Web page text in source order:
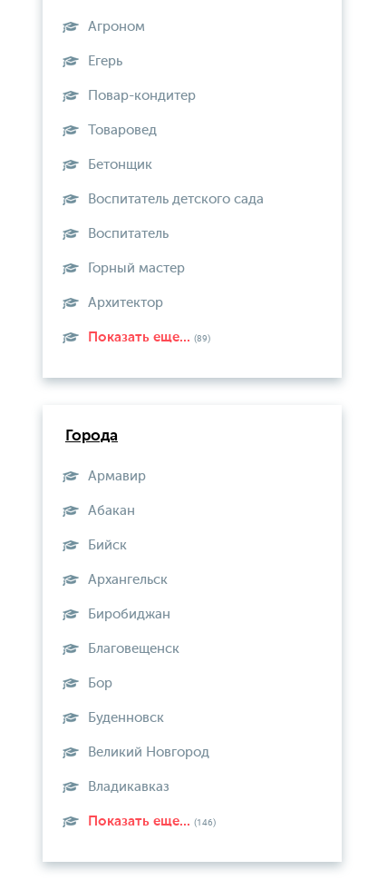
Агроном
Егерь
Повар-кондитер
Товаровед
Бетонщик
Воспитатель детского сада
Воспитатель
Горный мастер
Архитектор
Показать еще... (89)
Города
Армавир
Абакан
Бийск
Архангельск
Биробиджан
Благовещенск
Бор
Буденновск
Великий Новгород
Владикавказ
Показать еще... (146)